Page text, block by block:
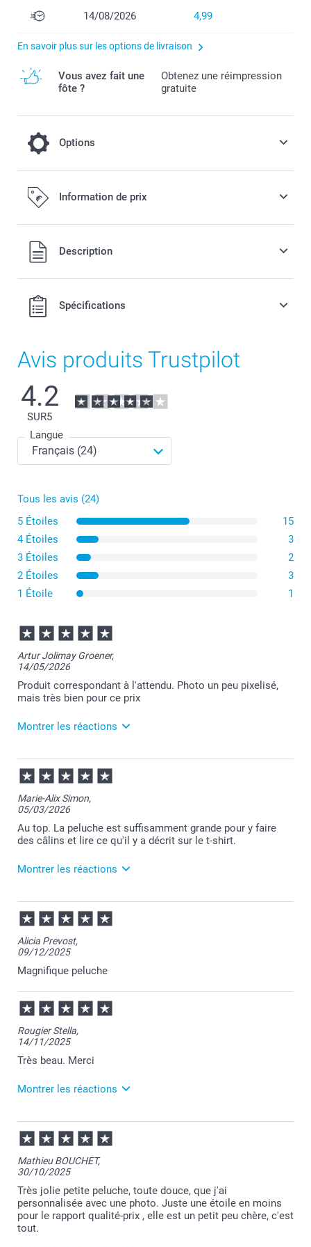
14/08/2026 4,99
En savoir plus sur les options de livraison
Vous avez fait une
fôte ?
Obtenez une réimpression
gratuite
Options
Ajoutez une tirelire Miffy à votre
commande
14,99 / pièce
A utiliser en décoration dans la chambre de bébé
Matériau : PVC incassable, anti-poussière, facile à
Dimensions : 12 cm (haut) x 6 cm (diamètre)
Information de prix
Tous les prix sont en EURO (€), TVA incluse et hors frais de
port.
Description
Spécifications
Avis produits Trustpilot
4.2
SUR5
Langue
Tous les avis (24)
5 Étoiles
15
4 Étoiles
3
3 Étoiles
2
2 Étoiles
3
1 Étoile
1
Artur Jolimay Groener,
14/05/2026
Produit correspondant à l'attendu. Photo un peu pixelisé,
mais très bien pour ce prix
Montrer les réactions
21/05/2026
08:15
Merci Artur pour votre commande et pour votre
message.
N'hésitez pas à nous contacter depuis le site si vous
rencontrez un souci avec une impression.
Nous restons à votre écoute et je vous souhaite une
Cordialement,
Florence@smartphoto
Marie-Alix Simon,
05/03/2026
Au top. La peluche est suffisamment grande pour y faire
des câlins et lire ce qu'il y a décrit sur le t-shirt.
Montrer les réactions
06/03/2026
14:01
Nous vous remercions sincèrement pour votre
appréciation positive et sommes heureux que votre
expérience ait répondu à vos attentes Marie-Alix.
Nous restons à votre entière disposition,
Laila@Smartphoto
Alicia Prevost,
09/12/2025
Magnifique peluche
Rougier Stella,
14/11/2025
Très beau. Merci
Montrer les réactions
19/11/2025
09:04
Merci Stella pour ce chouette commentaire!
Je suis ravie de savoir que votre produit vous
apporte satisfaction :-)
Revenez nous voir bientôt.
Mathieu BOUCHET,
30/10/2025
Très jolie petite peluche, toute douce, que j'ai
personnalisée avec une photo. Juste une étoile en moins
pour le rapport qualité-prix , elle est un petit peu chère, c'est
tout.